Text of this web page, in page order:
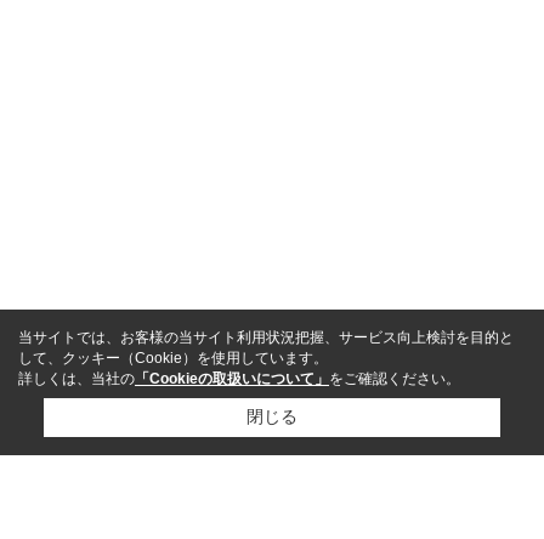
当サイトでは、お客様の当サイト利用状況把握、サービス向上検討を目的と
して、クッキー（Cookie）を使用しています。
詳しくは、当社の 「Cookieの取扱いについて」 をご確認ください。
閉じる